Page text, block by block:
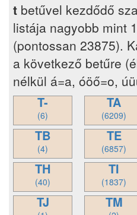
t betűvel kezdődő
listája nagyobb mint
(pontossan 23875).
a következő betűre
nélkül á=a, óöő=o,
T-
(6)
TA
(6209)
TB
(4)
TE
(6857)
TH
(40)
TI
(1837)
TJ TM